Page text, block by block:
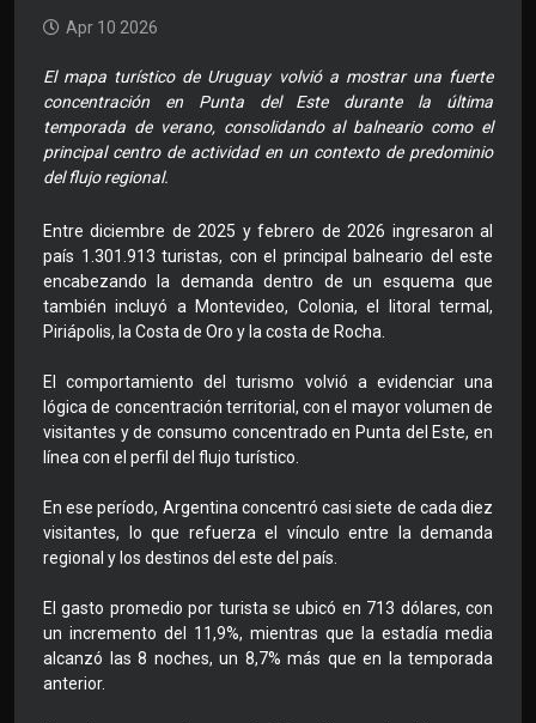
Apr 10 2026
El mapa turístico de Uruguay volvió a mostrar una fuerte
concentración en Punta del Este durante la última
temporada de verano, consolidando al balneario como el
principal centro de actividad en un contexto de predominio
del flujo regional.
Entre diciembre de 2025 y febrero de 2026 ingresaron al
país 1.301.913 turistas, con el principal balneario del este
encabezando la demanda dentro de un esquema que
también incluyó a Montevideo, Colonia, el litoral termal,
Piriápolis, la Costa de Oro y la costa de Rocha.
El comportamiento del turismo volvió a evidenciar una
lógica de concentración territorial, con el mayor volumen de
visitantes y de consumo concentrado en Punta del Este, en
línea con el perfil del flujo turístico.
En ese período, Argentina concentró casi siete de cada diez
visitantes, lo que refuerza el vínculo entre la demanda
regional y los destinos del este del país.
El gasto promedio por turista se ubicó en 713 dólares, con
un incremento del 11,9%, mientras que la estadía media
alcanzó las 8 noches, un 8,7% más que en la temporada
anterior.